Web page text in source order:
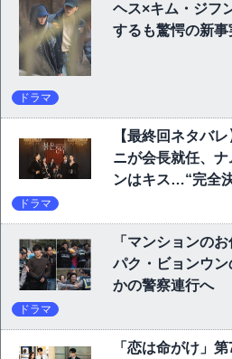
ヘス×キム・ジフ
するも驚愕の新事
ドラマ
【最終回ネタバ
ニが会長就任、
ンはキス…“完全
ドラマ
「マンションの
パク・ビョンウ
かの警察連行へ
ドラマ
「恋は命がけ」